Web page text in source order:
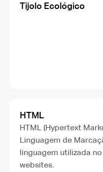
Tijolo Ecológico
HTML
HTML (Hypertext
Linguagem de
linguagem utilizada
websites.